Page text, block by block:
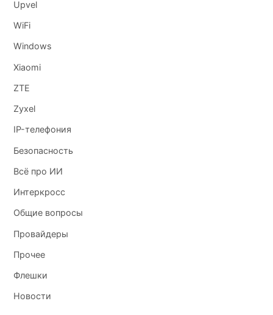
Upvel
WiFi
Windows
Xiaomi
ZTE
Zyxel
IP-телефония
Безопасность
Всё про ИИ
Интеркросс
Общие вопросы
Провайдеры
Прочее
Флешки
Новости